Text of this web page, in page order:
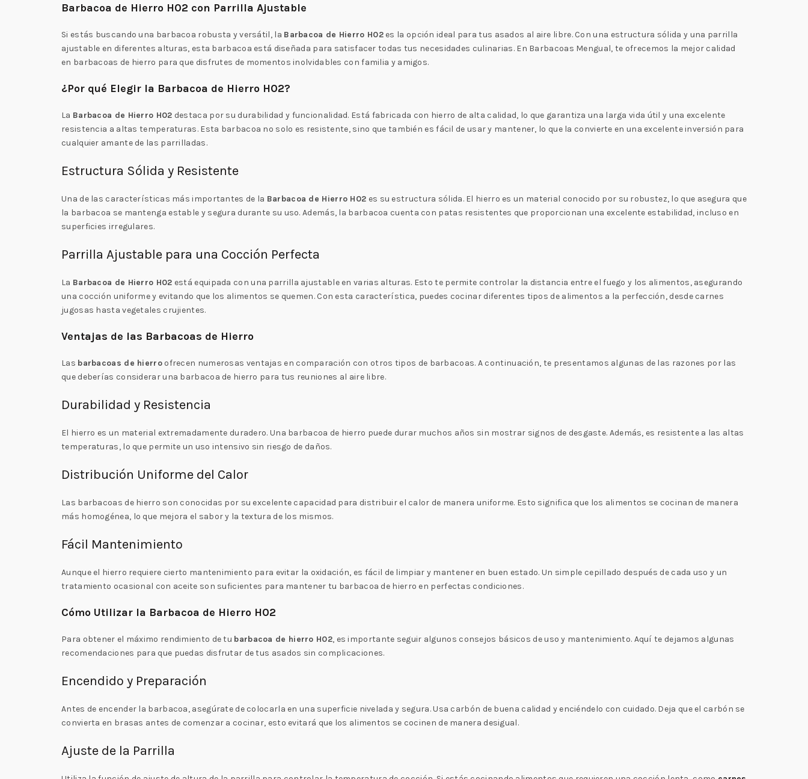
Barbacoa de Hierro H02 con Parrilla Ajustable
Si estás buscando una barbacoa robusta y versátil, la Barbacoa de Hierro H02es la opción ideal para tus asados al aire libre. Con una estructura sólida y una parrilla
ajustable en diferentes alturas, esta barbacoa está diseñada para satisfacer todas tus necesidades culinarias. En Barbacoas Mengual, te ofrecemos la mejor calidad
en barbacoas de hierro para que disfrutes de momentos inolvidables con familia y amigos.
¿Por qué Elegir la Barbacoa de Hierro H02?
La Barbacoa de Hierro H02 destaca por su durabilidad y funcionalidad. Está fabricada con hierro de alta calidad, lo que garantiza una larga vida útil y una excelente
resistencia a altas temperaturas. Esta barbacoa no solo es resistente, sino que también es fácil de usar y mantener, lo que la convierte en una excelente inversión para
cualquier amante de las parrilladas.
Estructura Sólida y Resistente
Una de las características más importantes de la Barbacoa de Hierro H02 es su estructura sólida. El hierro es un material conocido por su robustez, lo que asegura que
la barbacoa se mantenga estable y segura durante su uso. Además, la barbacoa cuenta con patas resistentes que proporcionan una excelente estabilidad, incluso en
superficies irregulares.
Parrilla Ajustable para una Cocción Perfecta
La Barbacoa de Hierro H02 está equipada con una parrilla ajustable en varias alturas. Esto te permite controlar la distancia entre el fuego y los alimentos, asegurando
una cocción uniforme y evitando que los alimentos se quemen. Con esta característica, puedes cocinar diferentes tipos de alimentos a la perfección, desde carnes
jugosas hasta vegetales crujientes.
Ventajas de las Barbacoas de Hierro
Las barbacoas de hierroofrecen numerosas ventajas en comparación con otros tipos de barbacoas. A continuación, te presentamos algunas de las razones por las
que deberías considerar una barbacoa de hierro para tus reuniones al aire libre.
Durabilidad y Resistencia
El hierro es un material extremadamente duradero. Una barbacoa de hierro puede durar muchos años sin mostrar signos de desgaste. Además, es resistente a las altas
temperaturas, lo que permite un uso intensivo sin riesgo de daños.
Distribución Uniforme del Calor
Las barbacoas de hierro son conocidas por su excelente capacidad para distribuir el calor de manera uniforme. Esto significa que los alimentos se cocinan de manera
más homogénea, lo que mejora el sabor y la textura de los mismos.
Fácil Mantenimiento
Aunque el hierro requiere cierto mantenimiento para evitar la oxidación, es fácil de limpiar y mantener en buen estado. Un simple cepillado después de cada uso y un
tratamiento ocasional con aceite son suficientes para mantener tu barbacoa de hierro en perfectas condiciones.
Cómo Utilizar la Barbacoa de Hierro H02
Para obtener el máximo rendimiento de tu barbacoa de hierro H02, es importante seguir algunos consejos básicos de uso y mantenimiento. Aquí te dejamos algunas
recomendaciones para que puedas disfrutar de tus asados sin complicaciones.
Encendido y Preparación
Antes de encender la barbacoa, asegúrate de colocarla en una superficie nivelada y segura. Usa carbón de buena calidad y enciéndelo con cuidado. Deja que el carbón se
convierta en brasas antes de comenzar a cocinar, esto evitará que los alimentos se cocinen de manera desigual.
Ajuste de la Parrilla